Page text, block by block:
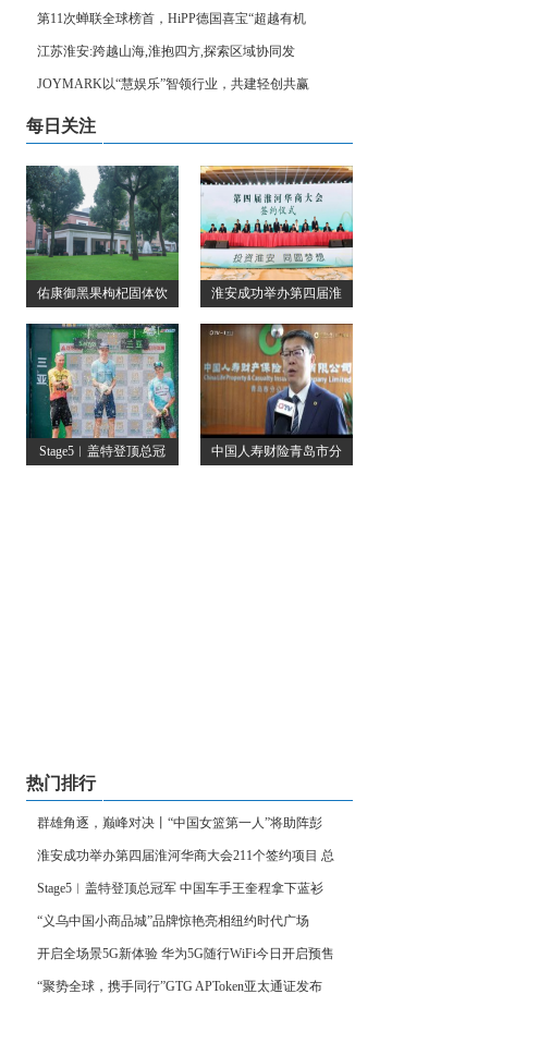
第11次蝉联全球榜首，HiPP德国喜宝“超越有机
江苏淮安:跨越山海,淮抱四方,探索区域协同发
JOYMARK以“慧娱乐”智领行业，共建轻创共赢
每日关注
佑康御黑果枸杞固体饮 淮安成功举办第四届淮
Stage5︱盖特登顶总冠 中国人寿财险青岛市分
热门排行
群雄角逐，巅峰对决丨“中国女篮第一人”将助阵彭
淮安成功举办第四届淮河华商大会211个签约项目 总
Stage5︱盖特登顶总冠军 中国车手王奎程拿下蓝衫
“义乌中国小商品城”品牌惊艳亮相纽约时代广场
开启全场景5G新体验 华为5G随行WiFi今日开启预售
“聚势全球，携手同行”GTG APToken亚太通证发布